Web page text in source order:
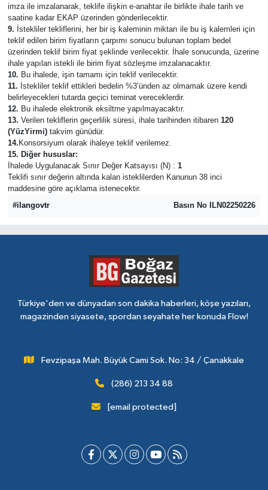
imza ile imzalanarak, teklife ilişkin e-anahtar ile birlikte ihale tarih ve
saatine kadar EKAP üzerinden gönderilecektir.
9. İstekliler tekliflerini, her bir iş kaleminin miktarı ile bu iş kalemleri için
teklif edilen birim fiyatların çarpımı sonucu bulunan toplam bedel
üzerinden teklif birim fiyat şeklinde verilecektir. İhale sonucunda, üzerine
ihale yapılan istekli ile birim fiyat sözleşme imzalanacaktır.
10. Bu ihalede, işin tamamı için teklif verilecektir.
11. İstekliler teklif ettikleri bedelin %3’ünden az olmamak üzere kendi
belirleyecekleri tutarda geçici teminat vereceklerdir.
12. Bu ihalede elektronik eksiltme yapılmayacaktır.
13. Verilen tekliflerin geçerlilik süresi, ihale tarihinden itibaren 120
(YüzYirmi)takvim günüdür.
14. Konsorsiyum olarak ihaleye teklif verilemez.
15. Diğer hususlar:
İhalede Uygulanacak Sınır Değer Katsayısı (N) : 1
Teklifi sınır değerin altında kalan isteklilerden Kanunun 38 inci
maddesine göre açıklama istenecektir.
#ilangovtr
Basın No ILN02250226
Türkiye'den ve dünyadan son dakika haberleri, köşe yazıları,
magazinden siyasete, spordan seyahate her konuda Flow!
Fevzipaşa Mah. Büyük Cami Sok. No: 34 / Çanakkale
(286) 213 34 88
[email protected]